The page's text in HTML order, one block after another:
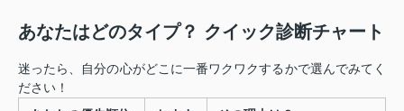
あなたはどのタイプ？ クイック診断チャート
迷ったら、自分の心がどこに一番ワクワクするかで選んでみてく
ださい！